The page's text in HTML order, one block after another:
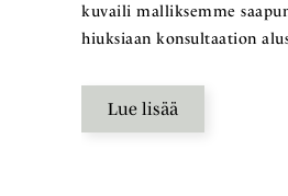
kuvaili malliksemme
hiuksiaan konsultaation
Lue lisää